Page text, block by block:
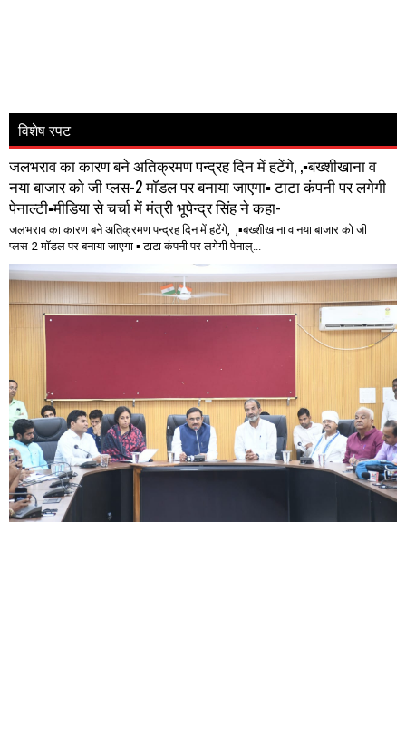
विशेष रपट
जलभराव का कारण बने अतिक्रमण पन्द्रह दिन में हटेंगे, ,▪️बख्शीखाना व
नया बाजार को जी प्लस-2 मॉडल पर बनाया जाएगा▪️ टाटा कंपनी पर लगेगी
पेनाल्टी▪️मीडिया से चर्चा में मंत्री भूपेन्द्र सिंह ने कहा-
जलभराव का कारण बने अतिक्रमण पन्द्रह दिन में हटेंगे, ,▪️बख्शीखाना व नया बाजार को जी
प्लस-2 मॉडल पर बनाया जाएगा ▪️ टाटा कंपनी पर लगेगी पेनाल्...